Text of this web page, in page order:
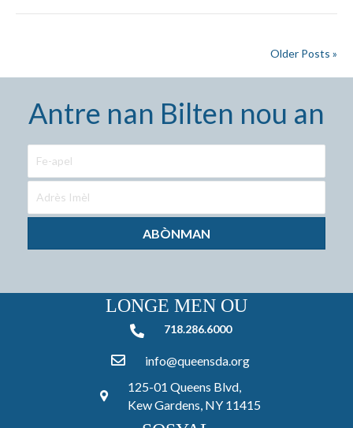
Older Posts »
Antre nan Bilten nou an
ABÒNMAN
LONGE MEN OU
718.286.6000718.286.6000
info@queensda.org
125-01 Queens Blvd,
Kew Gardens, NY 11415